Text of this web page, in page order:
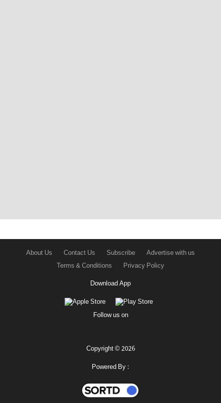
About Us Contact Us Subscribe
Advertise with us
Terms & Conditions
Privacy Policy
Download App
Follow us on
Copyright © 2026
Powered By :